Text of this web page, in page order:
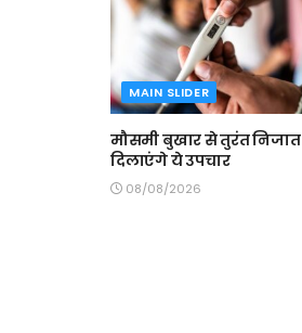
MAIN SLIDER
मौसमी बुखार से तुरंत निजात
दिलाएंगे ये उपचार
08/08/2026